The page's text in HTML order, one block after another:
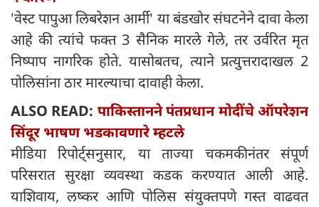
'वेस्ट पापुआ लिबरेशन आर्मी' या बंडखोर संघटनेने दावा केला
आहे की त्यांचे फक्त 3 सैनिक मारले गेले, तर उर्वरित मृत
निष्पाप नागरिक होते. यासोबतच, त्याने प्रत्युत्तरादाखल 2
पोलिसांना ठार मारल्याचा दावाही केला.
ALSO READ: पाकिस्तानने पंतप्रधान मोदींचे ऑपरेशन
सिंदूर भाषण भडकावणारे म्हटले
मीडिया रिपोर्ट्सनुसार, या ताज्या चकमकीनंतर संपूर्ण
परिसरात सुरक्षा व्यवस्था कडक करण्यात आली आहे.
याशिवाय, लष्कर आणि पोलिस संयुक्तपणे गस्त वाढवत